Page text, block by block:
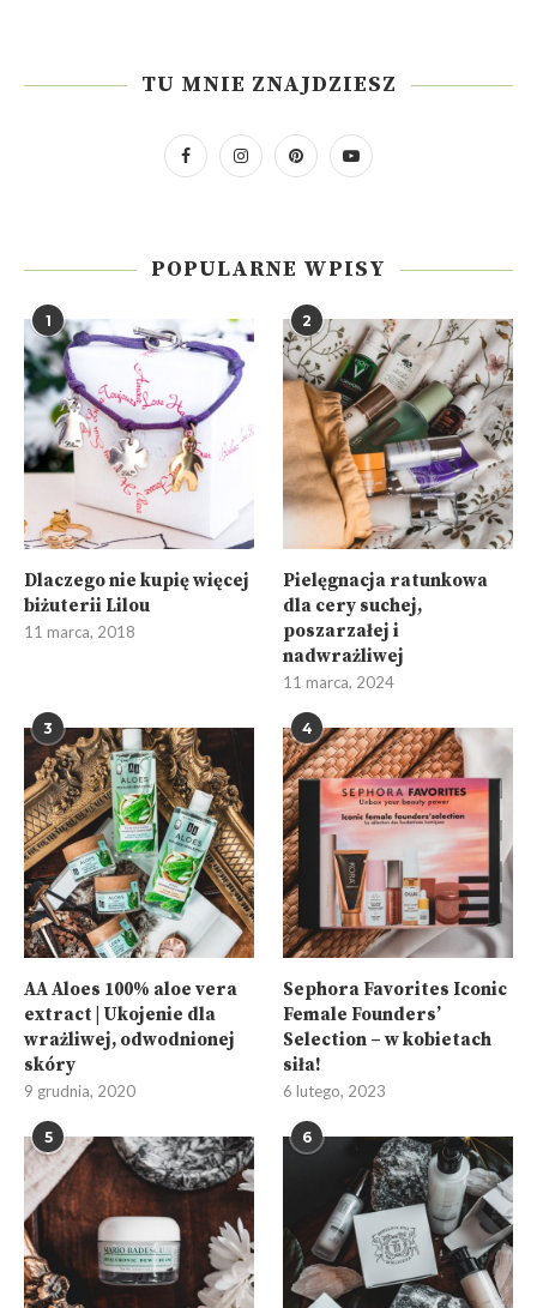
TU MNIE ZNAJDZIESZ
POPULARNE WPISY
1
Dlaczego nie kupię więcej
biżuterii Lilou
11 marca, 2018
2
Pielęgnacja ratunkowa
dla cery suchej,
poszarzałej i
nadwrażliwej
11 marca, 2024
3
AA Aloes 100% aloe vera
extract | Ukojenie dla
wrażliwej, odwodnionej
skóry
9 grudnia, 2020
4
Sephora Favorites Iconic
Female Founders’
Selection – w kobietach
siła!
6 lutego, 2023
5 6